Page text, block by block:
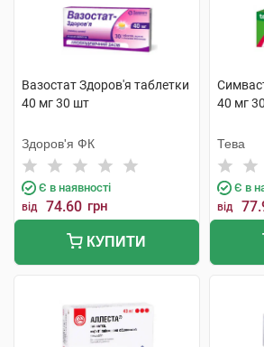
Вазостат Здоров'я таблетки
40 мг 30 шт
Здоров'я ФК
Є в наявності
від 74.60 грн
КУПИТИ
40 мг
Тева
Є в
від